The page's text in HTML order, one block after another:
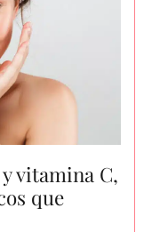
vitamina C,
que